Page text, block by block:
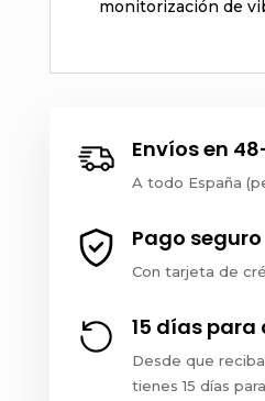
monitorización de
Envíos en
A todo España
Pago seguro
Con tarjeta de
15 días
Desde que
tienes 15 días